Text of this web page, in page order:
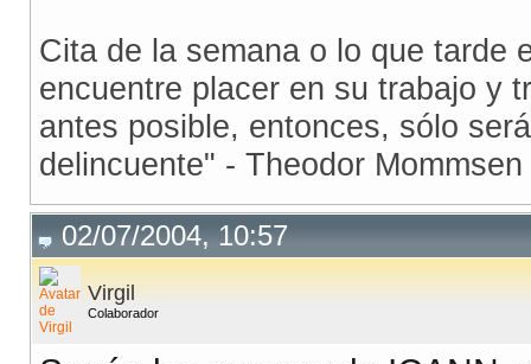
Cita de la semana o lo que tarde
encuentre placer en su trabajo y
antes posible, entonces, sólo
delincuente" - Theodor Mommsen
02/07/2004, 10:57
Virgil
Colaborador